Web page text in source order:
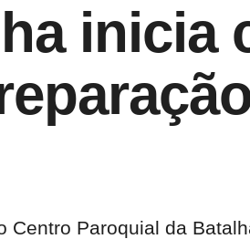
inicia
Paroquial da